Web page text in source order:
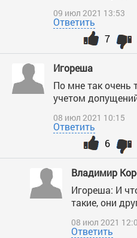
09 июл 2021 13:53
Ответить
7
Игореша
По мне так очень
учетом
08 июл 2021 10:15
Ответить
6
Владимир
Игореша: И
такие, они
08 июл 2021
Ответить